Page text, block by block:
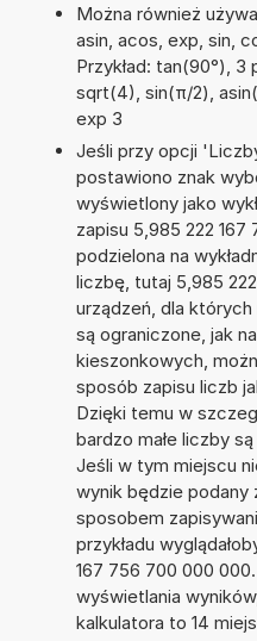
Można również
asin, acos, exp, sin,
Przykład: tan(90°), 3
sqrt(4), sin(π/2),
exp 3
Jeśli przy opcji
postawiono znak
wyświetlony jako
zapisu 5,985 222 167
podzielona na
liczbę, tutaj 5,985
urządzeń, dla
są ograniczone, jak
kieszonkowych,
sposób zapisu liczb
Dzięki temu w
bardzo małe liczby
Jeśli w tym miejscu
wynik będzie
sposobem
przykładu
167 756 700 000
wyświetlania
kalkulatora to 14